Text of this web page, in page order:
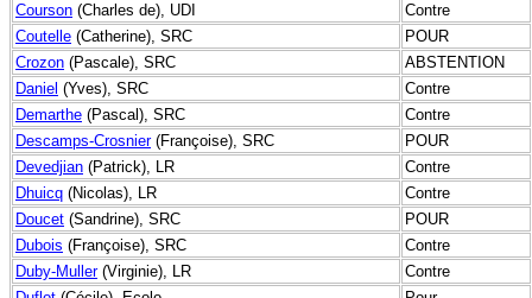
Courson (Charles de), UDI
Contre
Coutelle (Catherine), SRC
POUR
Crozon (Pascale), SRC
ABSTENTION
Daniel (Yves), SRC
Contre
Demarthe (Pascal), SRC
Contre
Descamps-Crosnier(Françoise), SRC
POUR
Devedjian (Patrick), LR
Contre
Dhuicq (Nicolas), LR
Contre
Doucet (Sandrine), SRC
POUR
Dubois (Françoise), SRC
Contre
Duby-Muller(Virginie), LR
Contre